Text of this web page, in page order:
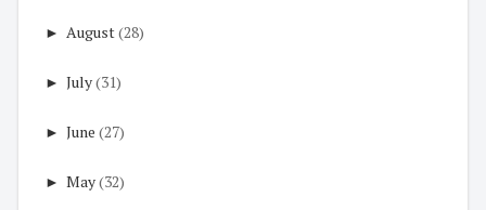
► August(28)
► July(31)
► June (27)
► May(32)